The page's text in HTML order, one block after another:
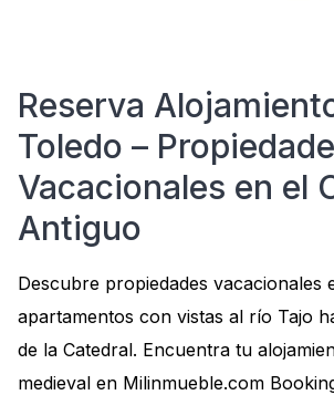
Reserva
Toledo –
Vacacionales en el
Antiguo
Descubre propiedades vacacionales
apartamentos con vistas al río Tajo
de la Catedral. Encuentra tu
medieval en Milinmueble.com